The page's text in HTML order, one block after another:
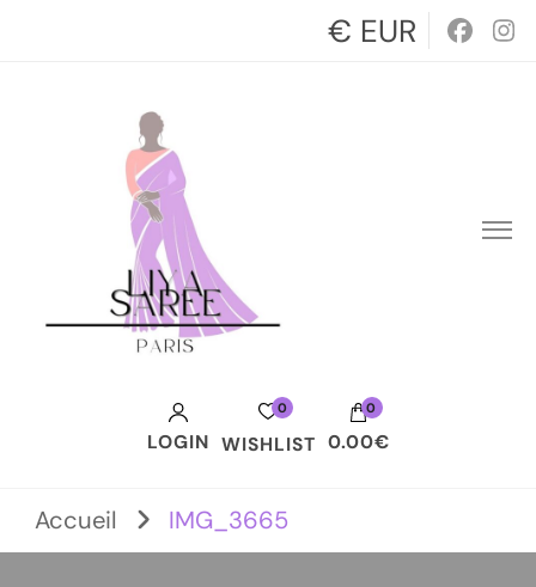
€ EUR
LOGIN
0
WISHLIST
0
0.00€
Votre panier est vide.
Accueil IMG_3665